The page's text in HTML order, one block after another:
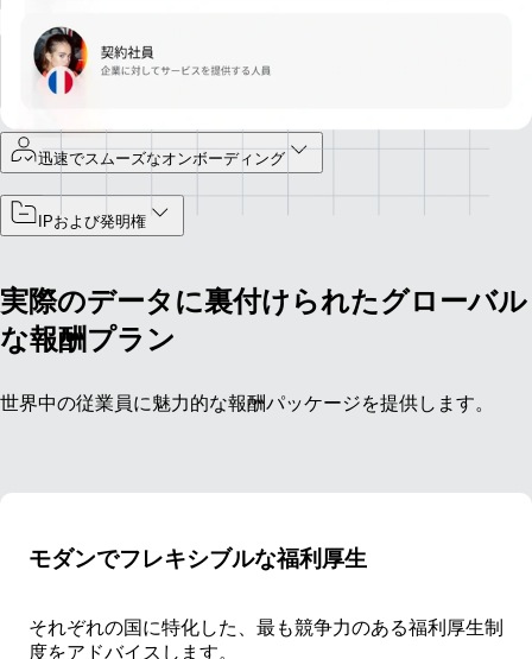
競争力のある福利厚生制度を用意し、あらゆる国で現地の優秀な人材
迅速でスムーズなオンボーディング
IPおよび発明権
実際のデータに裏付けられたグローバル
な報酬プラン
世界中の従業員に魅力的な報酬パッケージを提供します。
モダンでフレキシブルな福利厚生
それぞれの国に特化した、最も競争力のある福利厚生制
度をアドバイスします。